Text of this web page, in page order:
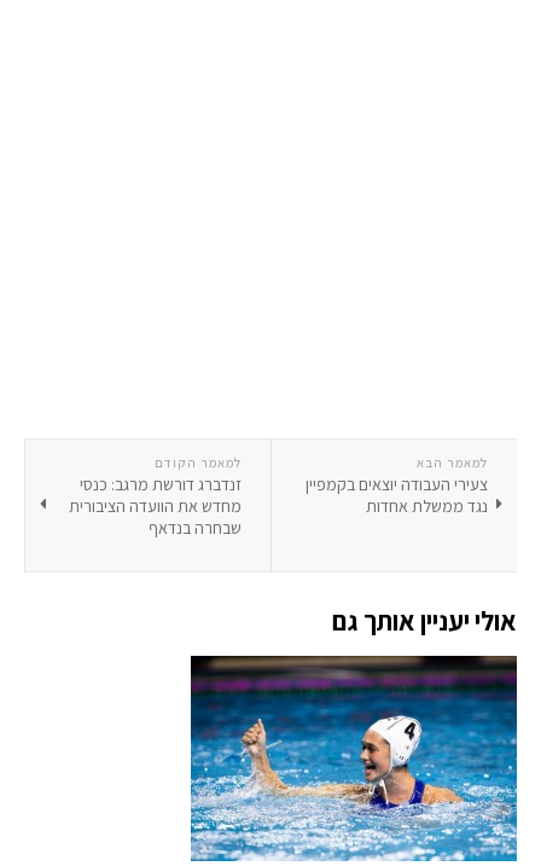
למאמר הקודם
זנדברג דורשת מרגב: כנסי
מחדש את הוועדה הציבורית
שבחרה בנדאף
למאמר הבא
צעירי העבודה יוצאים בקמפיין
נגד ממשלת אחדות
אולי יעניין אותך גם